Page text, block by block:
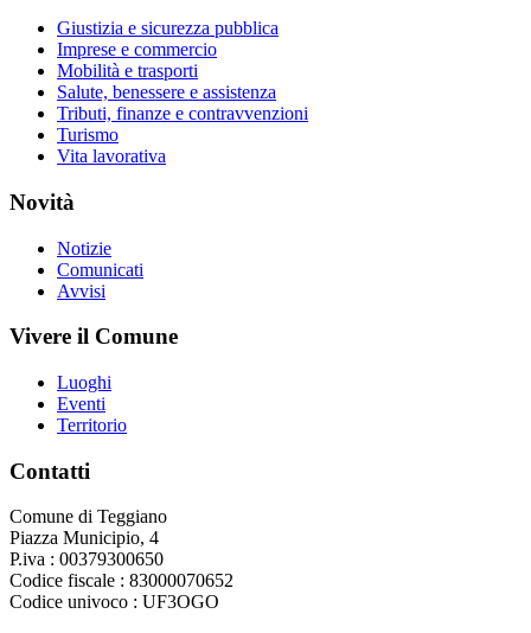
Giustizia e sicurezza pubblica
Imprese e commercio
Mobilità e trasporti
Salute, benessere e assistenza
Tributi, finanze e contravvenzioni
Turismo
Vita lavorativa
Novità
Notizie
Comunicati
Avvisi
Vivere il Comune
Luoghi
Eventi
Territorio
Contatti
Comune di Teggiano
Piazza Municipio, 4
P.iva : 00379300650
Codice fiscale : 83000070652
Codice univoco : UF3OGO